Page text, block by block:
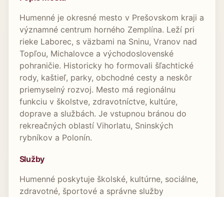
Humenné je okresné mesto v Prešovskom kraji a
významné centrum horného Zemplína. Leží pri
rieke Laborec, s väzbami na Sninu, Vranov nad
Topľou, Michalovce a východoslovenské
pohraničie. Historicky ho formovali šľachtické
rody, kaštieľ, parky, obchodné cesty a neskôr
priemyselný rozvoj. Mesto má regionálnu
funkciu v školstve, zdravotníctve, kultúre,
doprave a službách. Je vstupnou bránou do
rekreačných oblastí Vihorlatu, Sninských
rybníkov a Polonín.
Služby
Humenné poskytuje školské, kultúrne, sociálne,
zdravotné, športové a správne služby